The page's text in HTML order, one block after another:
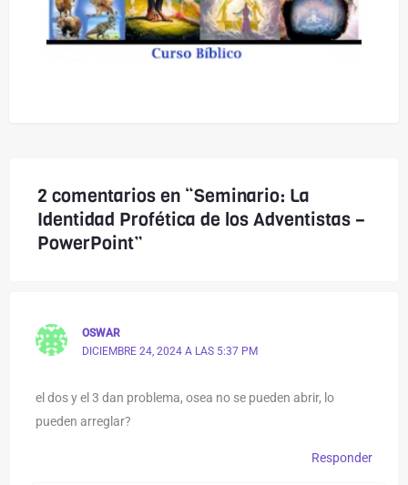
2 comentarios en “Seminario: La
Identidad Profética de los Adventistas –
PowerPoint”
OSWAR
DICIEMBRE 24, 2024 A LAS 5:37 PM
el dos y el 3 dan problema, osea no se pueden abrir, lo
pueden arreglar?
Responder